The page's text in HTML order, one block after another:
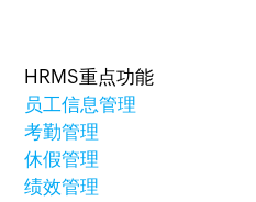
HRMS重点功能
员工信息管理
考勤管理
休假管理
绩效管理